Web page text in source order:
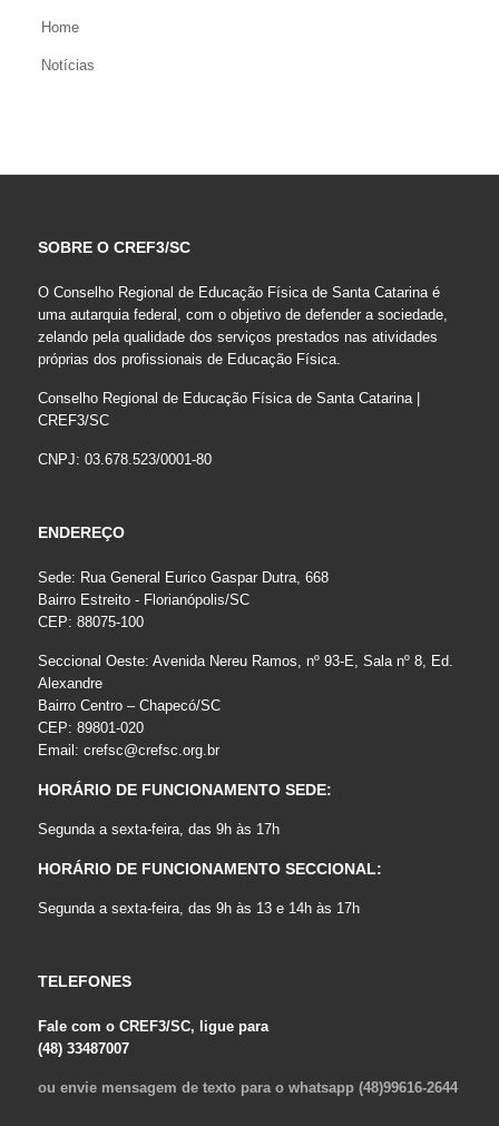
Home
Notícias
SOBRE O CREF3/SC
O Conselho Regional de Educação Física de Santa Catarina é
uma autarquia federal, com o objetivo de defender a sociedade,
zelando pela qualidade dos serviços prestados nas atividades
próprias dos profissionais de Educação Física.
Conselho Regional de Educação Física de Santa Catarina |
CREF3/SC
CNPJ: 03.678.523/0001-80
ENDEREÇO
Sede: Rua General Eurico Gaspar Dutra, 668
Bairro Estreito - Florianópolis/SC
CEP: 88075-100
Seccional Oeste: Avenida Nereu Ramos, nº 93-E, Sala nº 8, Ed.
Alexandre
Bairro Centro – Chapecó/SC
CEP: 89801-020
Email: crefsc@crefsc.org.br
HORÁRIO DE FUNCIONAMENTO SEDE:
Segunda a sexta-feira, das 9h às 17h
HORÁRIO DE FUNCIONAMENTO SECCIONAL:
Segunda a sexta-feira, das 9h às 13 e 14h às 17h
TELEFONES
Fale com o CREF3/SC, ligue para
(48) 33487007
ou envie mensagem de texto para o whatsapp (48)99616-2644